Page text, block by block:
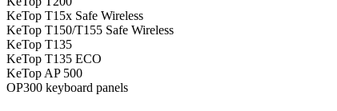
KeTop T15x Safe Wireless
KeTop T150/T155 Safe Wireless
KeTop T135
KeTop T135 ECO
KeTop AP 500
OP300 keyboard panels